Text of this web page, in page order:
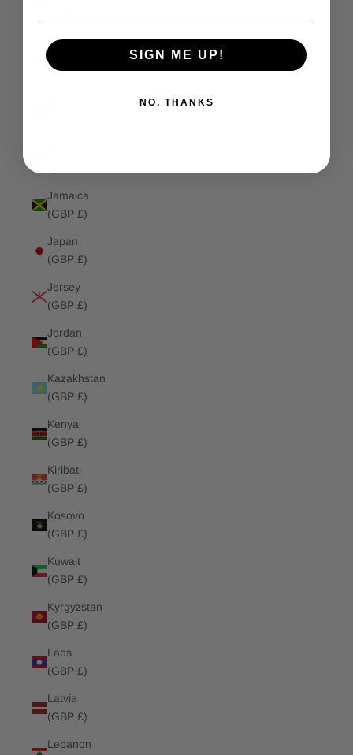
Isle of
Man (GBP
Jamaica
(GBP £)
Japan
(GBP £)
Jersey
(GBP £)
Jordan
(GBP £)
Kazakhstan
(GBP £)
Kenya
(GBP £)
Kiribati
(GBP £)
Kosovo
(GBP £)
Kuwait
(GBP £)
Kyrgyzstan
(GBP £)
Laos
(GBP £)
Latvia
(GBP £)
Lebanon
SIGN ME UP!
NO, THANKS